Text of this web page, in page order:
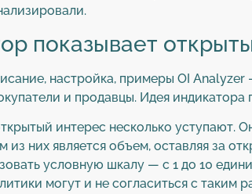
показывает
настройка, примеры OI
и продавцы. Идея
интерес несколько
них является объем, оставляя за
условную шкалу — с 1 до 10
могут и не согласиться с